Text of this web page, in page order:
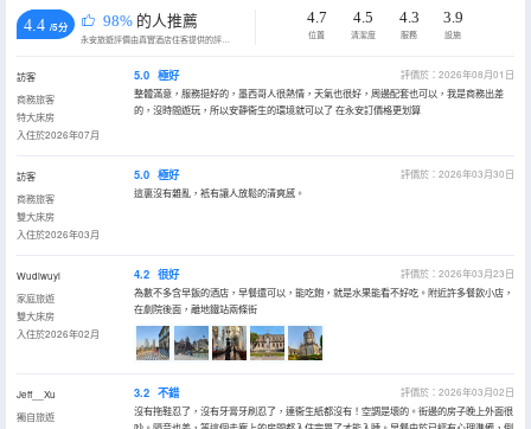
4.4 /5分 98% 的人推薦
永安旅遊評價由真實酒店住客提供的評價。
4.7
位置
4.5
清潔度
4.3
服務
3.9
設施
訪客
商務旅客
特大床房
入住於2026年07月
5.0 極好
評價於：2026年08月01日
整體滿意，服務挺好的，墨西哥人很熱情，天氣也很好，周邊配套也可以，我是商務出差
的，沒時間遊玩，所以安靜衞生的環境就可以了 在永安訂價格更划算
訪客
商務旅客
雙大床房
入住於2026年03月
5.0 極好
評價於：2026年03月30日
這裏沒有雜亂，衹有讓人放鬆的清爽感。
Wudiwuyi
家庭旅遊
雙大床房
入住於2026年02月
4.2 很好
評價於：2026年03月23日
為數不多含早飯的酒店，早餐還可以，能吃飽，就是水果能看不好吃。附近許多餐飲小店，
在劇院後面，離地鐵站兩條街
Jeff__Xu
獨自旅遊
3.2 不錯
評價於：2026年03月02日
沒有拖鞋忍了，沒有牙膏牙刷忍了，連衞生紙都沒有！空調是壞的。街邊的房子晚上外面很